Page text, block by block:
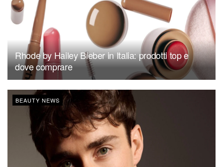
Rhode by Hailey Bieber in Italia: prodotti top e
dove comprare
BEAUTY NEWS